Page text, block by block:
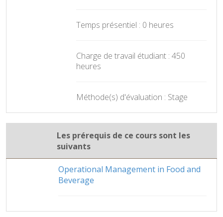
Temps présentiel : 0 heures
Charge de travail étudiant : 450
heures
Méthode(s) d'évaluation : Stage
Les prérequis de ce cours sont les
suivants
Operational Management in Food and
Beverage